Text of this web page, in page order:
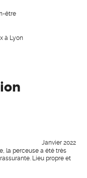
être
à Lyon
Janvier 2022
la perceuse a été très
Lieu propre et